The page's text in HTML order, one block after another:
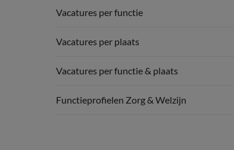
Vacatures per functie
Vacatures per plaats
Vacatures per functie & plaats
Functieprofielen Zorg & Welzijn